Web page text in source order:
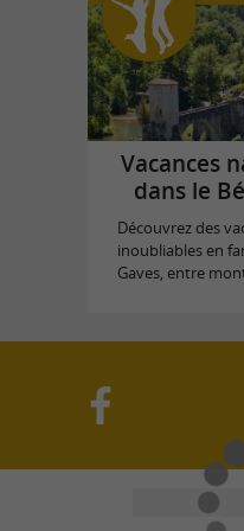
Vacances
dans le
Découvrez des
inoubliables en
Gaves, entre